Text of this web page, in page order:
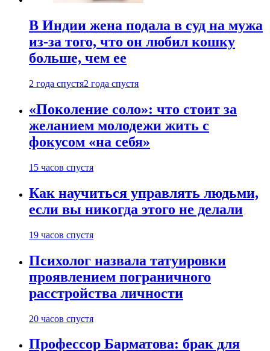
В Индии жена подала в суд на мужа
из-за того, что он любил кошку
больше, чем ее
2 года спустя2 года спустя
«Поколение соло»: что стоит за
желанием молодежи жить с
фокусом «на себя»
15 часов спустя
Как научиться управлять людьми,
если вы никогда этого не делали
19 часов спустя
Психолог назвала татуировки
проявлением пограничного
расстройства личности
20 часов спустя
Профессор Барматова: брак для